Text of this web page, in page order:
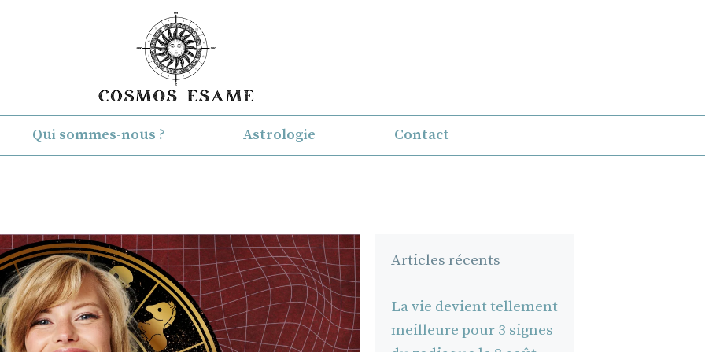
Qui sommes-nous ? Astrologie Contact
Articles récents
La vie devient tellement
meilleure pour 3 signes